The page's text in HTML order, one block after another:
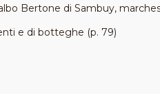
Bertone di Sambuy,
e di botteghe (p. 79)